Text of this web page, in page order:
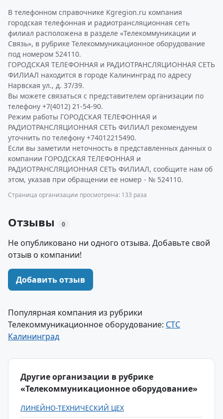
В телефонном справочнике Kgregion.ru компания
городская телефонная и радиотрансляционная сеть
филиал расположена в разделе «Телекоммуникации и
Связь», в рубрике Телекоммуникационное оборудование
под номером 524110.
ГОРОДСКАЯ ТЕЛЕФОННАЯ и РАДИОТРАНСЛЯЦИОННАЯ СЕТЬ
ФИЛИАЛ находится в городе Калининград по адресу
Нарвская ул., д. 37/39.
Вы можете связаться с представителем организации по
телефону +7(4012) 21-54-90.
Режим работы ГОРОДСКАЯ ТЕЛЕФОННАЯ и
РАДИОТРАНСЛЯЦИОННАЯ СЕТЬ ФИЛИАЛ рекомендуем
уточнить по телефону +74012215490.
Если вы заметили неточность в представленных данных о
компании ГОРОДСКАЯ ТЕЛЕФОННАЯ и
РАДИОТРАНСЛЯЦИОННАЯ СЕТЬ ФИЛИАЛ, сообщите нам об
этом, указав при обращении ее номер - № 524110.
Страница организации просмотрена: 133 раза
Отзывы 0
Не опубликовано ни одного отзыва. Добавьте свой
отзыв о компании!
Добавить отзыв
Популярная компания из рубрики
Телекоммуникационное оборудование: СТС
Калининград
Другие организации в рубрике
«Телекоммуникационное оборудование»
ЛИНЕЙНО-ТЕХНИЧЕСКИЙ ЦЕХ